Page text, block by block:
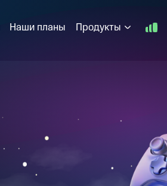
Наши планы Продукты